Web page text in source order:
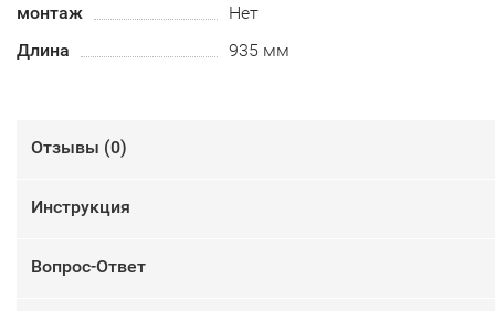
монтаж
Нет
Длина
935 мм
Отзывы (0)
Инструкция
Вопрос-Ответ